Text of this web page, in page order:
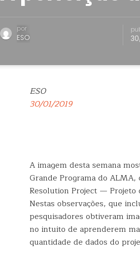
por
ESO
ESO
30/01/2019
A imagem desta semana
Grande Programa do
Resolution Project — Projeto
Nestas observações, que
pesquisadores obtiveram
no intuito de aprenderem
quantidade de dados do